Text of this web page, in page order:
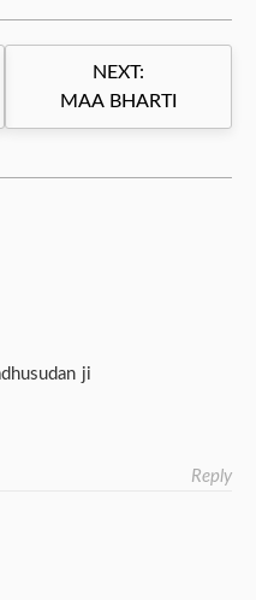
NEXT:
MAA BHARTI
ji
Reply